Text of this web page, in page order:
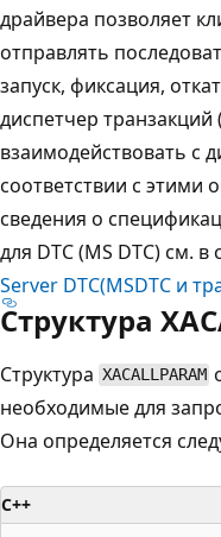
драйвера позволяет
отправлять
запуск, фиксация,
диспетчер транзакций
взаимодействовать с
соответствии с
сведения о
для DTC (MS DTC) см. в
Server DTC(MSDTC и
Структура
Структура XACALLPARAM
необходимые для
Она определяется
C++